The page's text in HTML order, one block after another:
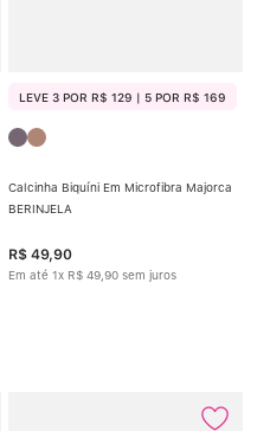
LEVE 3 POR R$ 129 | 5 POR R$ 169
Calcinha Biquíni Em Microfibra Majorca
BERINJELA
R$ 49,90
Em até 1x R$ 49 90 sem juros